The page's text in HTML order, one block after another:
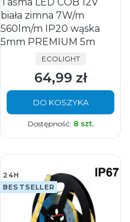
biała zimna 7W/m
560lm/m IP20 wąska
5mm PREMIUM 5m
PRODUCENT
ECOLIGHT
Cena
64,99 zł
DO KOSZYKA
Dostępność: 8 szt.
24H
BESTSELLER